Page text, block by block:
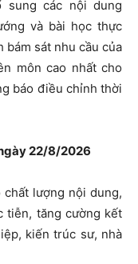
các nội dung
và bài học thực
sát nhu cầu của
môn cao nhất cho
báo điều chỉnh thời
22/8/2026
lượng nội dung,
tiễn, tăng cường kết
kiến trúc sư, nhà